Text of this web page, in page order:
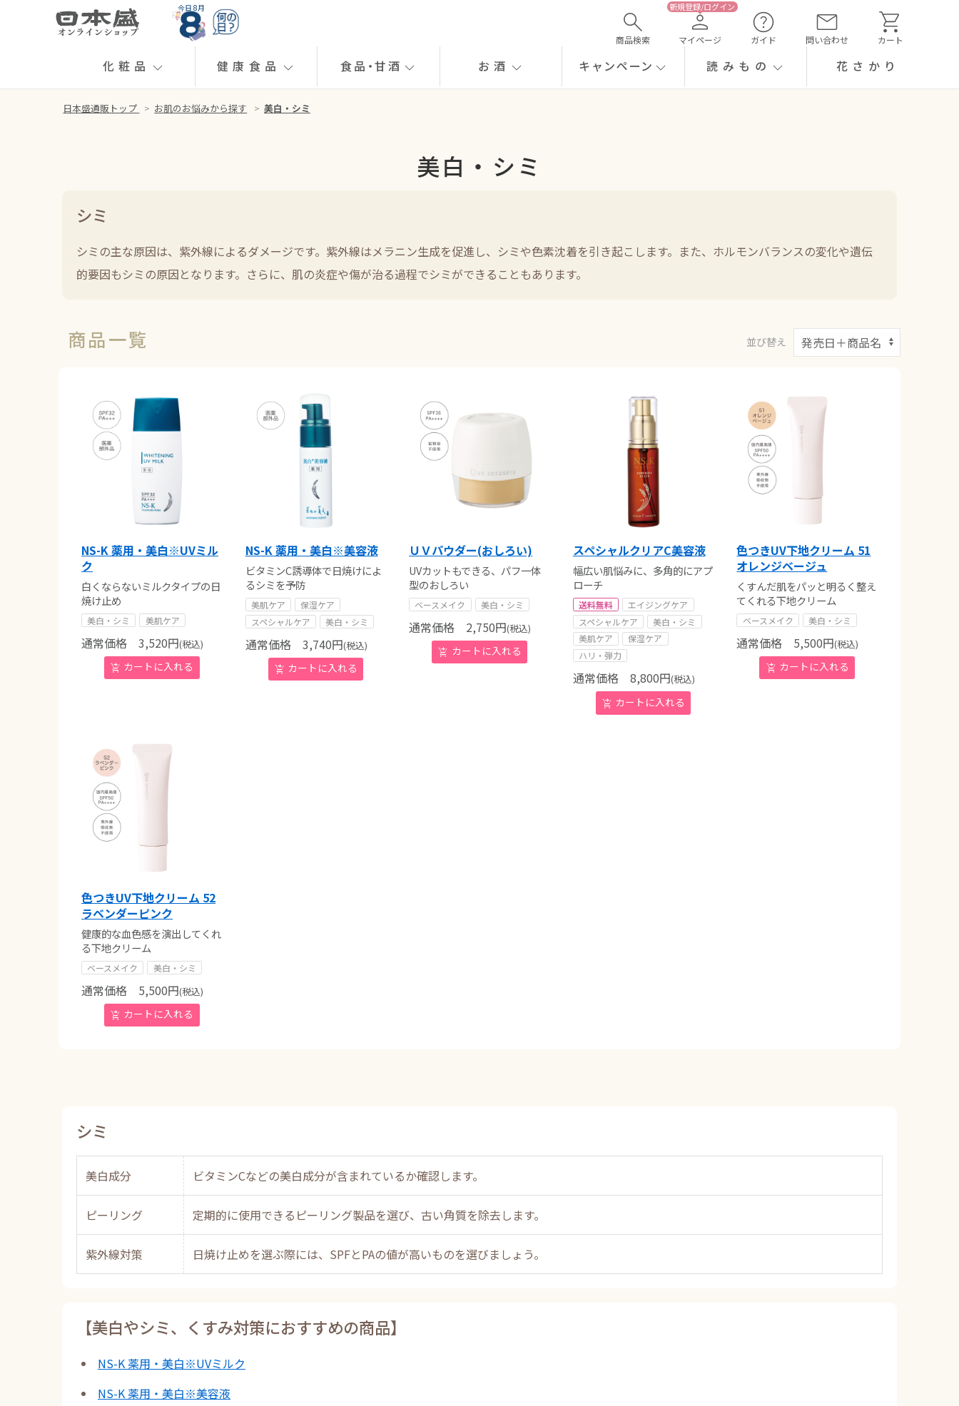
今日 8月
商品検索 マイページ ガイド 問い合わせ カート
化粧品 健康食品 食品・甘酒 お酒 キャンペーン 読みもの 花さかり
日本盛通販トップ > お肌のお悩みから探す > 美白・シミ
美白・シミ
シミ
シミの主な原因は、紫外線によるダメージです。紫外線はメラニン生成を促進し、シミや色素沈着を引き起こします。また、ホルモンバランスの変化や遺伝
的要因もシミの原因となります。さらに、肌の炎症や傷が治る過程でシミができることもあります。
並び替え
商品一覧
NS-K 薬用・美白※UVミル
ク
白くならないミルクタイプの日
焼け止め
美白・シミ 美肌ケア
通常価格 3,520円(税込)
NS-K 薬用・美白※美容液
ビタミンC誘導体で日焼けによ
るシミを予防
美肌ケア
保湿ケア
スペシャルケア
美白・シミ
通常価格3,740円(税込)
ＵＶパウダー(おしろい)
UVカットもできる、パフ一体
型のおしろい
ベースメイク 美白・シミ
通常価格 2,750円(税込)
スペシャルクリアC美容液
幅広い肌悩みに、多角的にアプ
ローチ
送料無料
エイジングケア
スペシャルケア
美白・シミ
美肌ケア
保湿ケア
ハリ・弾力
通常価格8,800円(税込)
色つきUV下地クリーム 51
オレンジベージュ
くすんだ肌をパッと明るく整え
てくれる下地クリーム
ベースメイク 美白・シミ
通常価格 5,500円(税込)
色つきUV下地クリーム 52
ラベンダーピンク
健康的な血色感を演出してくれ
る下地クリーム
ベースメイク 美白・シミ
通常価格 5,500円(税込)
シミ
美白成分 ビタミンCなどの美白成分が含まれているか確認します。
ピーリング 定期的に使用できるピーリング製品を選び、古い角質を除去します。
紫外線対策 日焼け止めを選ぶ際には、SPFとPAの値が高いものを選びましょう。
【美白やシミ、くすみ対策におすすめの商品】
NS-K 薬用・美白※UVミルク
NS-K 薬用・美白※美容液